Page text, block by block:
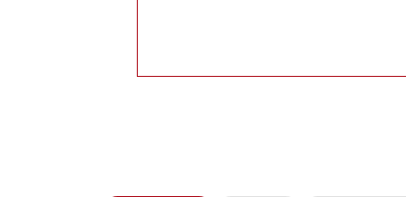
Заказывала утеплитель для перекрытий.
помог выбрать. Взяли оптимальный вариант
Обыскались определенный утеплитель